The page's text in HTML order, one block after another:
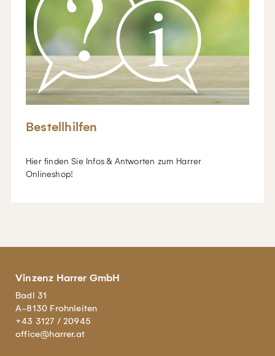
Bestellhilfen
Hier finden Sie Infos & Antworten zum Harrer
Onlineshop!
Vinzenz Harrer GmbH
Badl 31
A-8130 Frohnleiten
+43 3127 / 20945
office@harrer.at